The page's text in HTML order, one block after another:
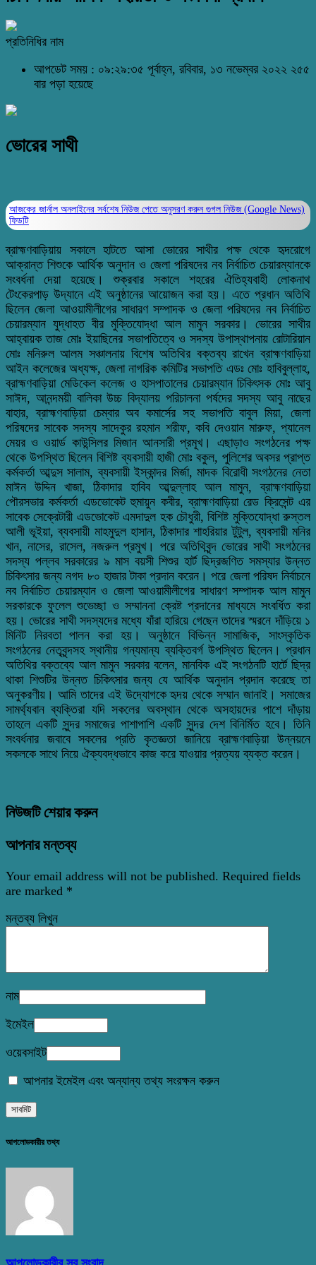
প্রতিনিধির নাম
আপডেট সময় : ০৯:২৯:৩৫ পূর্বাহ্ন, রবিবার, ১৩ নভেম্বর ২০২২ ২৫৫
বার পড়া হয়েছে
ভোরের সাথী
আজকের জার্নাল অনলাইনের সর্বশেষ নিউজ পেতে অনুসরণ করুন গুগল নিউজ (Google News)
ফিডটি
ব্রাহ্মণবাড়িয়ায় সকালে হাটতে আসা ভোরের সাথীর পক্ষ থেকে হৃদরোগে
আক্রান্ত শিশুকে আর্থিক অনুদান ও জেলা পরিষদের নব নির্বাচিত চেয়ারম্যানকে
সংবর্ধনা দেয়া হয়েছে। শুক্রবার সকালে শহরের ঐতিহ্যবাহী লোকনাথ
টেংকেরপাড় উদ্যানে এই অনুষ্ঠানের আয়োজন করা হয়। এতে প্রধান অতিথি
ছিলেন জেলা আওয়ামীলীগের সাধারণ সম্পাদক ও জেলা পরিষদের নব নির্বাচিত
চেয়ারম্যান যুদ্ধাহত বীর মুক্তিযোদ্ধা আল মামুন সরকার। ভোরের সাথীর
আহ্বায়ক তাজ মোঃ ইয়াছিনের সভাপতিত্বে ও সদস্য উপাস্থাপনায় রোটারিয়ান
মোঃ মনিরুল আলম সঞ্চালনায় বিশেষ অতিথির বক্তব্য রাখেন ব্রাহ্মণবাড়িয়া
আইন কলেজের অধ্যক্ষ, জেলা নাগরিক কমিটির সভাপতি এডঃ মোঃ হাবিবুল্লাহ,
ব্রাহ্মণবাড়িয়া মেডিকেল কলেজ ও হাসপাতালের চেয়ারম্যান চিকিৎসক মোঃ আবু
সাঈদ, আনন্দময়ী বালিকা উচ্চ বিদ্যালয় পরিচালনা পর্ষদের সদস্য আবু নাছের
বাহার, ব্রাহ্মণবাড়িয়া চেম্বার অব কমার্সের সহ সভাপতি বাবুল মিয়া, জেলা
পরিষদের সাবেক সদস্য সাদেকুর রহমান শরীফ, কবি দেওয়ান মারুফ, প্যানেল
মেয়র ও ওয়ার্ড কাউন্সিলর মিজান আনসারী প্রমূখ। এছাড়াও সংগঠনের পক্ষ
থেকে উপস্থিত ছিলেন বিশিষ্ট ব্যবসায়ী হাজী মোঃ বকুল, পুলিশের অবসর প্রাপ্ত
কর্মকর্তা আব্দুস সালাম, ব্যবসায়ী ইস্কান্দর মির্জা, মাদক বিরোধী সংগঠনের নেতা
মাঈন উদ্দিন খাজা, ঠিকাদার হাবিব আব্দুল্লাহ আল মামুন, ব্রাহ্মণবাড়িয়া
পৌরসভার কর্মকর্তা এডভোকেট হুমায়ুন কবীর, ব্রাহ্মণবাড়িয়া রেড ক্রিসেন্ট এর
সাবেক সেক্রেটারী এডভোকেট এমদাদুল হক চৌধুরী, বিশিষ্ট মুক্তিযোদ্ধা রুস্তল
আলী ভূইয়া, ব্যবসায়ী মাহমুদুল হাসান, ঠিকাদার শাহরিয়ার টুটুল, ব্যবসায়ী মনির
খান, নাসের, রাসেল, নজরুল প্রমুখ। পরে অতিথিবৃন্দ ভোরের সাথী সংগঠনের
সদস্য পল্লব সরকারের ৯ মাস বয়সী শিশুর হার্ট ছিদ্রজণিত সমস্যার উন্নত
চিকিৎসার জন্য নগদ ৮০ হাজার টাকা প্রদান করেন। পরে জেলা পরিষদ নির্বাচনে
নব নির্বাচিত চেয়ারম্যান ও জেলা আওয়ামীলীগের সাধারণ সম্পাদক আল মামুন
সরকারকে ফুলেল শুভেচ্ছা ও সম্মাননা ক্রেষ্ট প্রদানের মাধ্যমে সংবর্ধিত করা
হয়। ভোরের সাথী সদস্যদের মধ্যে যাঁরা হারিয়ে গেছেন তাদের স্মরনে দাঁড়িয়ে ১
মিনিট নিরবতা পালন করা হয়। অনুষ্ঠানে বিভিন্ন সামাজিক, সাংস্কৃতিক
সংগঠনের নেতৃবৃন্দসহ স্থানীয় গন্যমান্য ব্যক্তিবর্গ উপস্থিত ছিলেন। প্রধান
অতিথির বক্তব্যে আল মামুন সরকার বলেন, মানবিক এই সংগঠনটি হার্টে ছিদ্র
থাকা শিশুটির উন্নত চিকিৎসার জন্য যে আর্থিক অনুদান প্রদান করেছে তা
অনুকরণীয়। আমি তাদের এই উদ্যোগকে হৃদয় থেকে সম্মান জানাই। সমাজের
সামর্থ্যবান ব্যক্তিরা যদি সকলের অবস্থান থেকে অসহায়দের পাশে দাঁড়ায়
তাহলে একটি সুন্দর সমাজের পাশাপাশি একটি সুন্দর দেশ বিনির্মিত হবে। তিনি
সংবর্ধনার জবাবে সকলের প্রতি কৃতজ্ঞতা জানিয়ে ব্রাহ্মণবাড়িয়া উন্নয়নে
সকলকে সাথে নিয়ে ঐক্যবদ্ধভাবে কাজ করে যাওয়ার প্রত্যয় ব্যক্ত করেন।
নিউজটি শেয়ার করুন
আপনার মন্তব্য
Your email address will not be published. Required fields
are marked *
মন্তব্য লিখুন
নাম
ইমেইল
ওয়েবসাইট
আপনার ইমেইল এবং অন্যান্য তথ্য সংরক্ষন করুন
আপলোডকারীর তথ্য